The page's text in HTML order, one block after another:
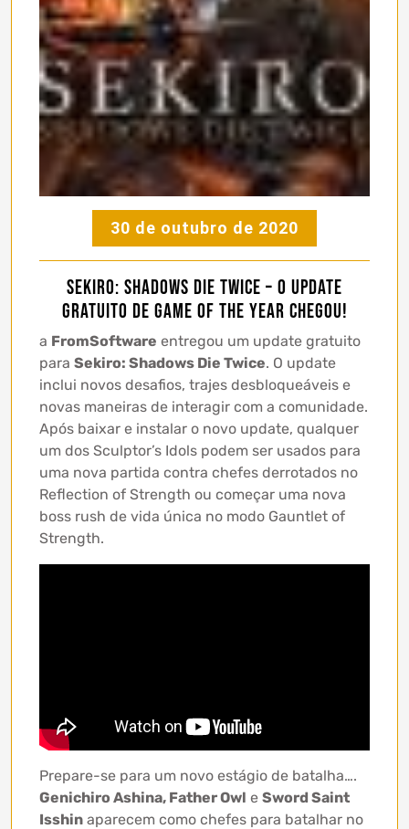
30 de outubro de 2020
Sekiro: Shadows Die Twice – O update
gratuito de Game of The Year chegou!
a FromSoftware entregou um update gratuito
para Sekiro: Shadows Die Twice. O update
inclui novos desafios, trajes desbloqueáveis e
novas maneiras de interagir com a comunidade.
Após baixar e instalar o novo update, qualquer
um dos Sculptor’s Idols podem ser usados para
uma nova partida contra chefes derrotados no
Reflection of Strength ou começar uma nova
boss rush de vida única no modo Gauntlet of
Strength.
Prepare-se para um novo estágio de batalha….
Genichiro Ashina, Father Owl e Sword Saint
Isshin aparecem como chefes para batalhar no